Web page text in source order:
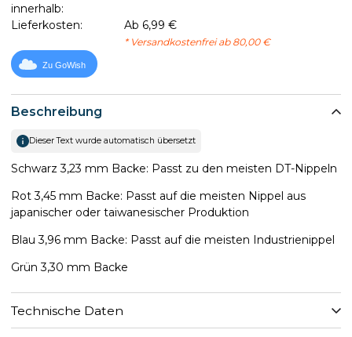
Beschreibung
Dieser Text wurde automatisch übersetzt
Schwarz 3,23 mm Backe: Passt zu den meisten DT-Nippeln
Rot 3,45 mm Backe: Passt auf die meisten Nippel aus
japanischer oder taiwanesischer Produktion
Blau 3,96 mm Backe: Passt auf die meisten Industrienippel
Grün 3,30 mm Backe
Technische Daten
innerhalb:
Lieferkosten: Ab 6,99 €
* Versandkostenfrei ab 80,00 €
Zu GoWish